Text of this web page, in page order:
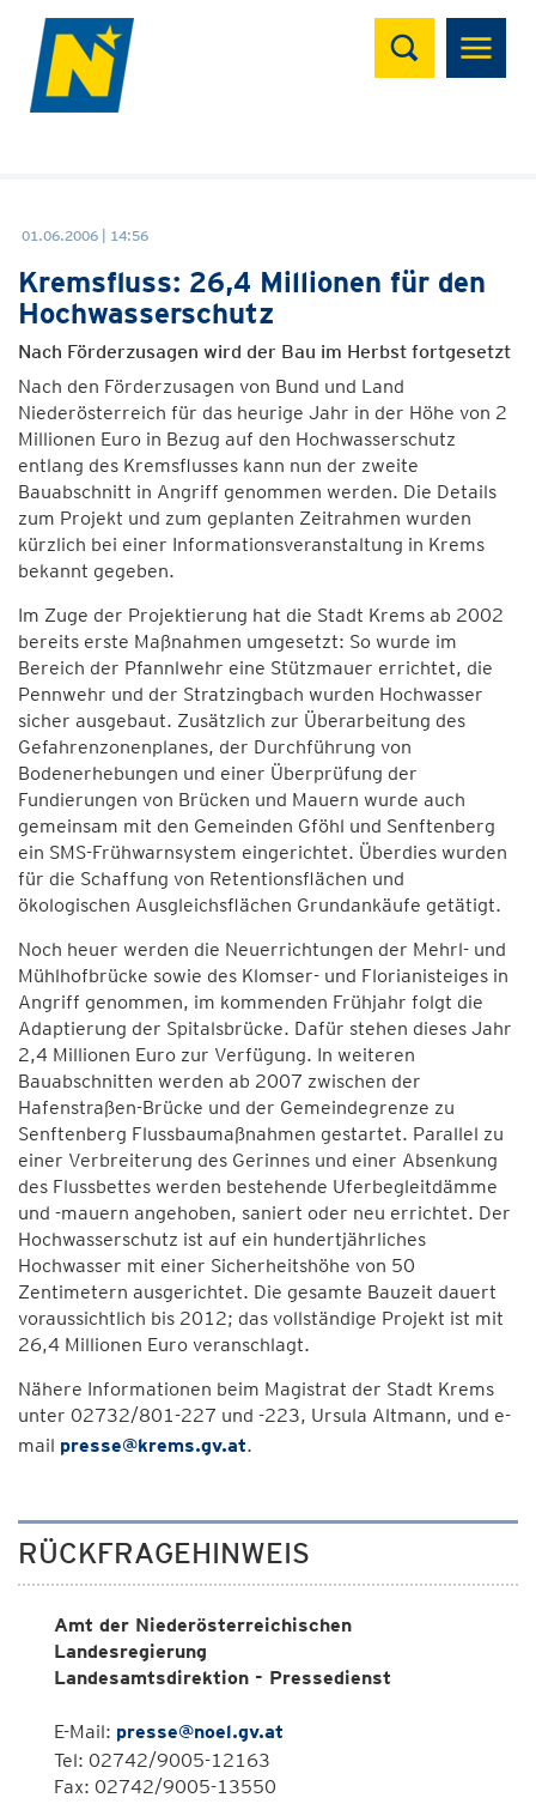
Suchen
01.06.2006 | 14:56
Kremsfluss: 26,4 Millionen für den
Hochwasserschutz
Nach Förderzusagen wird der Bau im Herbst fortgesetzt
Nach den Förderzusagen von Bund und Land
Niederösterreich für das heurige Jahr in der Höhe von 2
Millionen Euro in Bezug auf den Hochwasserschutz
entlang des Kremsflusses kann nun der zweite
Bauabschnitt in Angriff genommen werden. Die Details
zum Projekt und zum geplanten Zeitrahmen wurden
kürzlich bei einer Informationsveranstaltung in Krems
bekannt gegeben.
Im Zuge der Projektierung hat die Stadt Krems ab 2002
bereits erste Maßnahmen umgesetzt: So wurde im
Bereich der Pfannlwehr eine Stützmauer errichtet, die
Pennwehr und der Stratzingbach wurden Hochwasser
sicher ausgebaut. Zusätzlich zur Überarbeitung des
Gefahrenzonenplanes, der Durchführung von
Bodenerhebungen und einer Überprüfung der
Fundierungen von Brücken und Mauern wurde auch
gemeinsam mit den Gemeinden Gföhl und Senftenberg
ein SMS-Frühwarnsystem eingerichtet. Überdies wurden
für die Schaffung von Retentionsflächen und
ökologischen Ausgleichsflächen Grundankäufe getätigt.
Noch heuer werden die Neuerrichtungen der Mehrl- und
Mühlhofbrücke sowie des Klomser- und Florianisteiges in
Angriff genommen, im kommenden Frühjahr folgt die
Adaptierung der Spitalsbrücke. Dafür stehen dieses Jahr
2,4 Millionen Euro zur Verfügung. In weiteren
Bauabschnitten werden ab 2007 zwischen der
Hafenstraßen-Brücke und der Gemeindegrenze zu
Senftenberg Flussbaumaßnahmen gestartet. Parallel zu
einer Verbreiterung des Gerinnes und einer Absenkung
des Flussbettes werden bestehende Uferbegleitdämme
und -mauern angehoben, saniert oder neu errichtet. Der
Hochwasserschutz ist auf ein hundertjährliches
Hochwasser mit einer Sicherheitshöhe von 50
Zentimetern ausgerichtet. Die gesamte Bauzeit dauert
voraussichtlich bis 2012; das vollständige Projekt ist mit
26,4 Millionen Euro veranschlagt.
Nähere Informationen beim Magistrat der Stadt Krems
unter 02732/801-227 und -223, Ursula Altmann, und e-
mail presse@krems.gv.at.
RÜCKFRAGEHINWEIS
Amt der Niederösterreichischen
Landesregierung
Landesamtsdirektion - Pressedienst
E-Mail: presse@noel.gv.at
Tel: 02742/9005-12163
Fax: 02742/9005-13550